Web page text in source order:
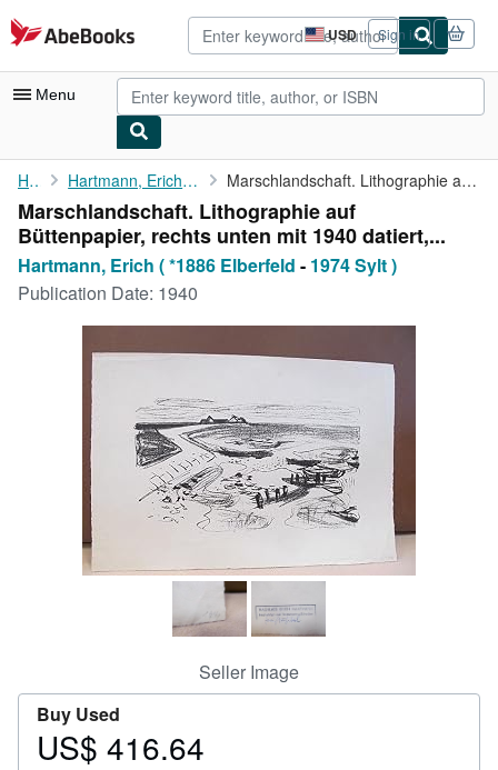
Skip to main content
AbeBooks.com USD
Site
shopping
preferences
Sign in
Menu
My Account
My Purchases
Advanced Search
Browse Collections
Textbooks
Start Selling
CLOSE
Home Hartmann, Erich ( *1886 Elberfeld Marschlandschaft. Lithographie auf Büttenpapier, rechts unten ...
Marschlandschaft. Lithographie auf
Büttenpapier, rechts unten mit 1940 datiert,...
Hartmann, Erich ( *1886 Elberfeld - 1974 Sylt )
Publication Date: 1940
Seller Image
Buy Used
Price
US$ 416.64